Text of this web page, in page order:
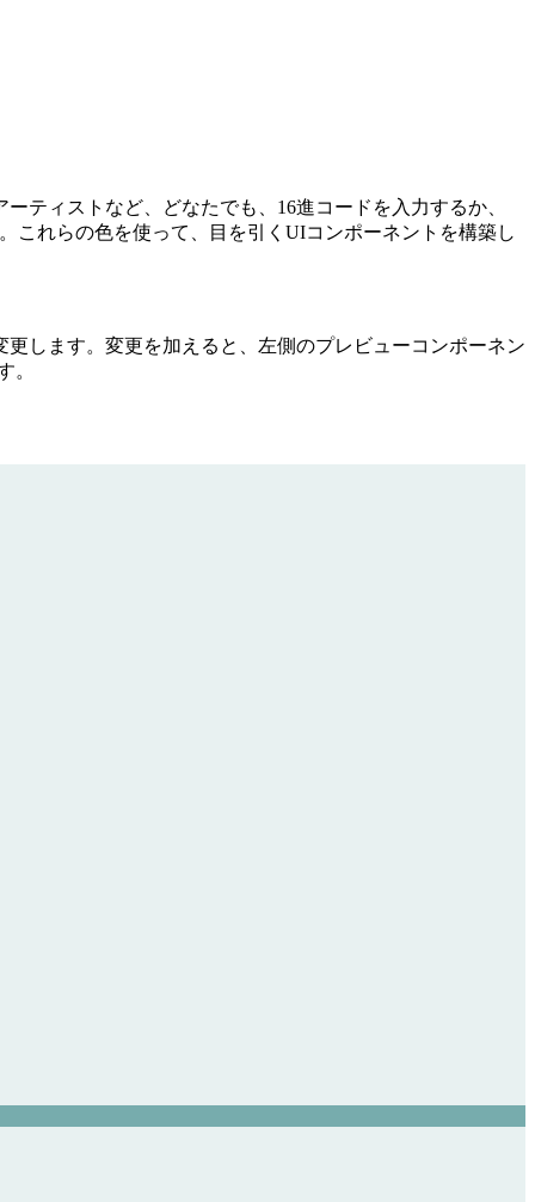
ティストなど、どなたでも、16進コードを入力するか、
これらの色を使って、目を引くUIコンポーネントを構築し
します。変更を加えると、左側のプレビューコンポーネン
。